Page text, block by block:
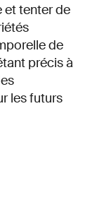
et tenter de
de
précis à
les futurs